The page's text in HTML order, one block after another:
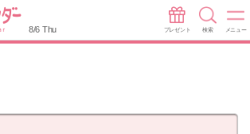
8/6 Thu プレゼント 検索 メニュー